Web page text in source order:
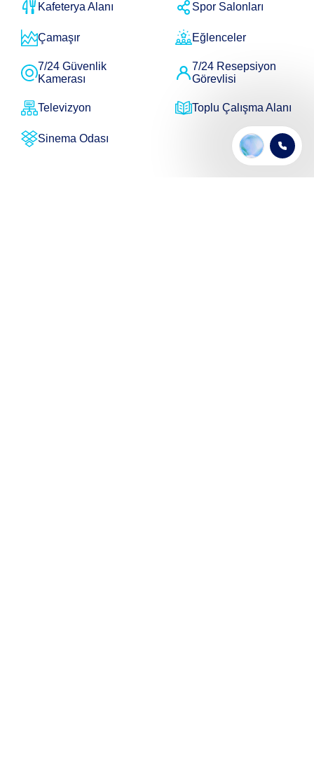
Kafeterya Alanı Spor Salonları
Çamaşır Eğlenceler
7/24 Güvenlik
Kamerası
7/24 Resepsiyon
Görevlisi
Televizyon Toplu Çalışma Alanı
Sinema Odası